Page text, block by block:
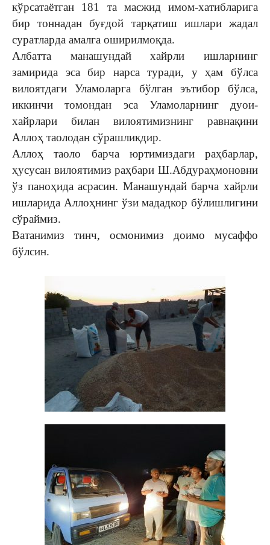
кўрсатаётган 181 та масжид имом-хатибларига
бир тоннадан буғдой тарқатиш ишлари жадал
суратларда амалга оширилмоқда.
Албатта манашундай хайрли ишларнинг
замирида эса бир нарса туради, у ҳам бўлса
вилоятдаги Уламоларга бўлган эътибор бўлса,
иккинчи томондан эса Уламоларнинг дуои-
хайрлари билан вилоятимизнинг равнақини
Аллоҳ таолодан сўрашликдир.
Аллоҳ таоло барча юртимиздаги раҳбарлар,
ҳусусан вилоятимиз раҳбари Ш.Абдураҳмоновни
ўз паноҳида асрасин. Манашундай барча хайрли
ишларида Аллоҳнинг ўзи мададкор бўлишлигини
сўраймиз.
Ватанимиз тинч, осмонимиз доимо мусаффо
бўлсин.